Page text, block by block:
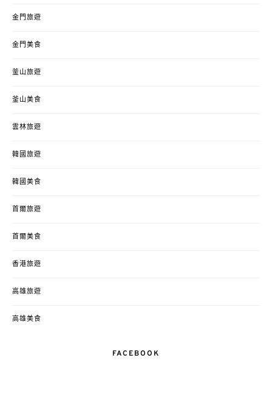
金門旅遊
金門美食
釜山旅遊
釜山美食
雲林旅遊
韓國旅遊
韓國美食
首爾旅遊
首爾美食
香港旅遊
高雄旅遊
高雄美食
FACEBOOK